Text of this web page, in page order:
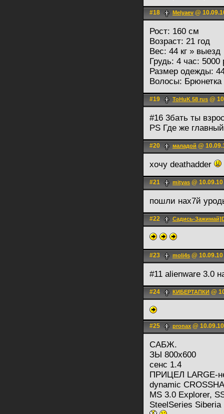
#18 Melyaev @
Рост: 160 см
Возраст: 21 год
Вес: 44 кг » выезд
Грудь: 4 час: 5000
Размер одежды:
Волосы: Брюнетка
#19 ToHuK 58 rus @
#16 3бать ты
PS Где же
#20 маладой @
хочу deathadder
#21 mityas @
пошли нах7й
#22 Садись-
#23 moli4s @
#11 alienware 3.0
#24 КИБЕРТАПКИ @
#25 pronax @
САБЖ.
ЗЫ 800x600
сенс 1.4
ПРИЦЕЛ LARGE-
dynamic
MS 3.0 Explorer,
SteelSeries Siberia